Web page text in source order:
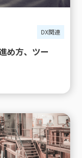
DX関連
め方、ツー